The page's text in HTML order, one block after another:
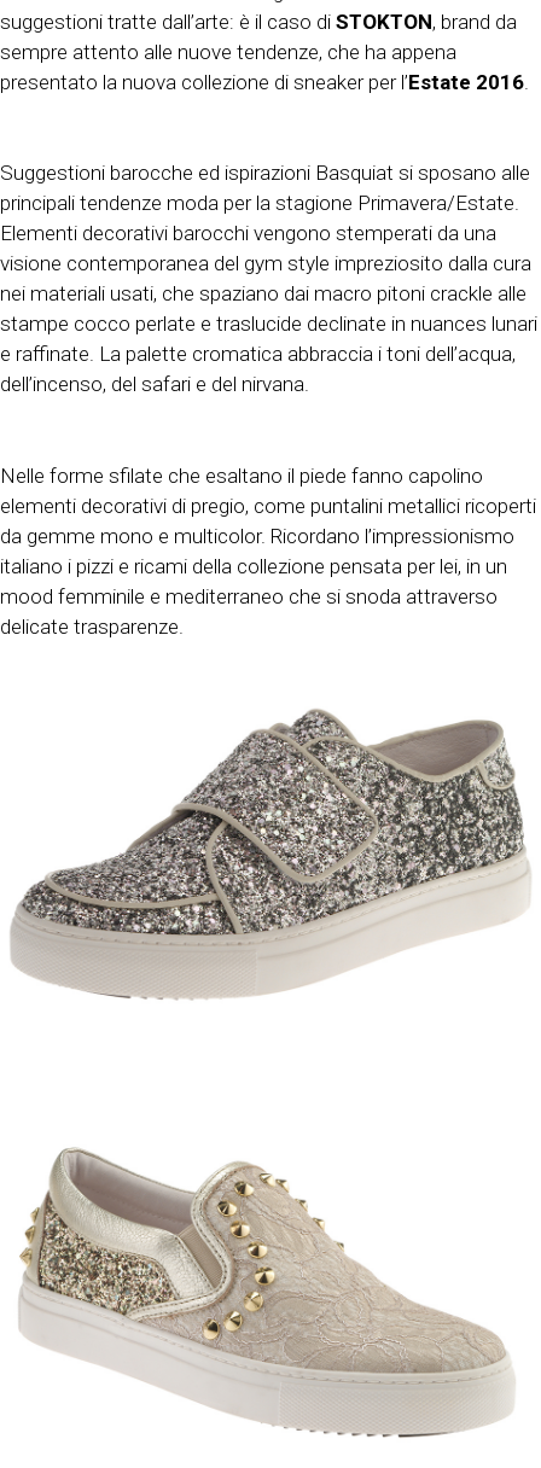
suggestioni tratte dall’arte: è il caso di STOKTON, brand da
sempre attento alle nuove tendenze, che ha appena
presentato la nuova collezione di sneaker per l’Estate 2016
Suggestioni barocche ed ispirazioni Basquiat si sposano alle
principali tendenze moda per la stagione Primavera/Estate.
Elementi decorativi barocchi vengono stemperati da una
visione contemporanea del gym style impreziosito dalla cura
nei materiali usati, che spaziano dai macro pitoni crackle alle
stampe cocco perlate e traslucide declinate in nuances lunari
e raffinate. La palette cromatica abbraccia i toni dell’acqua,
dell’incenso, del safari e del nirvana.
Nelle forme sfilate che esaltano il piede fanno capolino
elementi decorativi di pregio, come puntalini metallici ricoperti
da gemme mono e multicolor. Ricordano l’impressionismo
italiano i pizzi e ricami della collezione pensata per lei, in un
mood femminile e mediterraneo che si snoda attraverso
delicate trasparenze.